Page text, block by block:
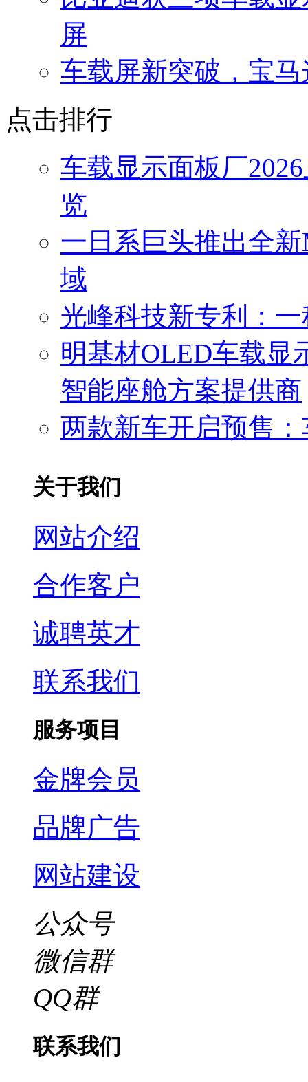
屏
车载屏新突破，宝
点击排行
车载显示面板厂
览
一日系巨头推出全
域
光峰科技新专利：
明基材OLED车载显
智能座舱方案提供商
两款新车开启预售
关于我们
网站介绍
合作客户
诚聘英才
联系我们
服务项目
金牌会员
品牌广告
网站建设
公众号
微信群
QQ群
联系我们